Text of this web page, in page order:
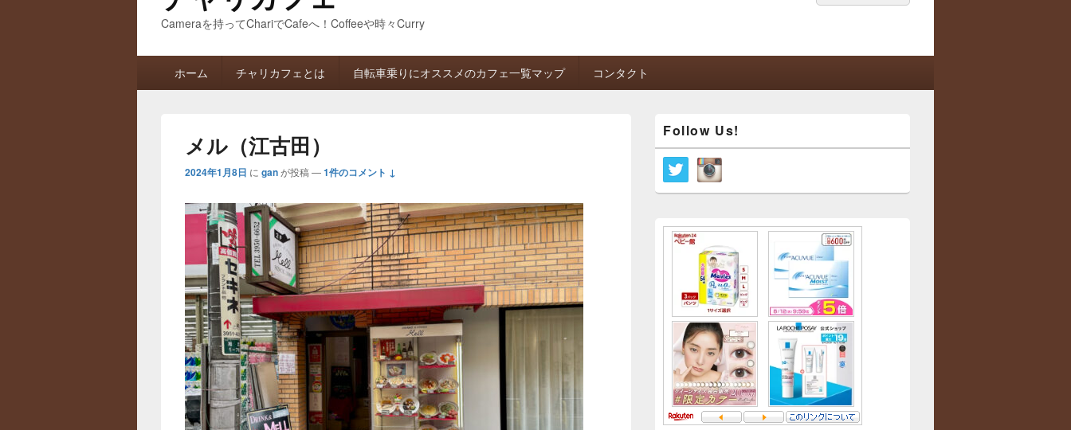
Cameraを持ってChariでCafeへ！Coffeeや時々Curry
索: 索
ホーム チャリカフェとは 自転車乗りにオススメのカフェ一覧マップ コンタクト
メル（江古田）
2024年1月8日 に ganが投稿 —1件のコメント ↓
イ
ン
サ
ド
Follow Us!